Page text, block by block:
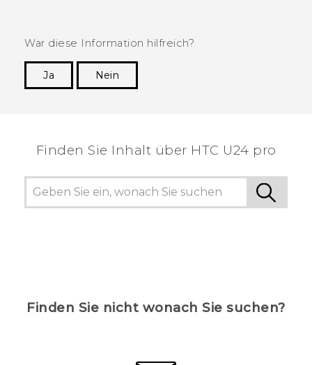
War diese Information hilfreich?
Ja
Nein
Finden Sie Inhalt über‎ HTC U24 pro
Finden Sie nicht wonach Sie suchen?